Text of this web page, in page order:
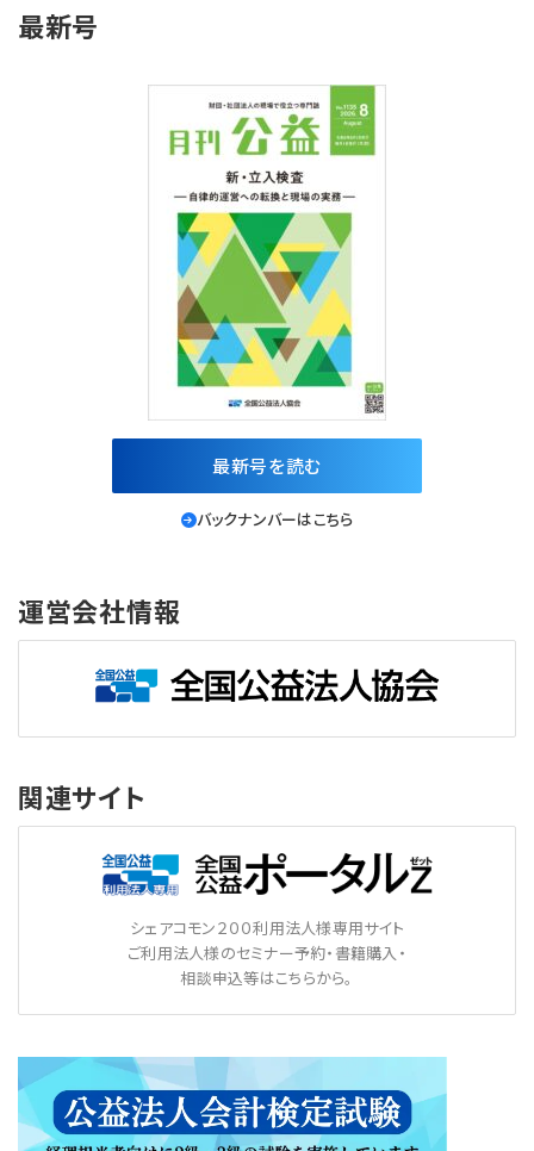
最新号
最新号を読む
バックナンバーはこちら
運営会社情報
関連サイト
シェアコモン２００利用法人様専用サイト
ご利用法人様のセミナー予約・書籍購入・
相談申込等はこちらから。